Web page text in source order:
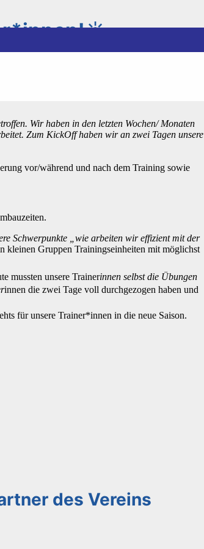
Wir haben in den letzten Wochen/ Monaten
Zum KickOff haben wir an zwei Tagen unsere
vor/während und nach dem Training sowie
Schwerpunkte „wie arbeiten wir effizient mit der
kleinen Gruppen Trainingseinheiten mit möglichst
mussten unsere Trainerinnen selbst die Übungen
innen die zwei Tage voll durchgezogen haben und
für unsere Trainer*innen in die neue Saison.
des Vereins